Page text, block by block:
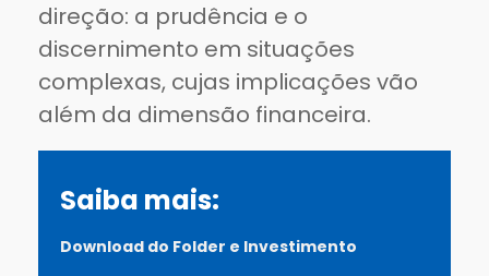
direção: a prudência e o
discernimento em situações
complexas, cujas implicações vão
além da dimensão financeira.
Saiba mais:
Download do Folder e Investimento